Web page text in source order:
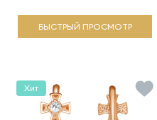
БЫСТРЫЙ ПРОСМОТР
Хит